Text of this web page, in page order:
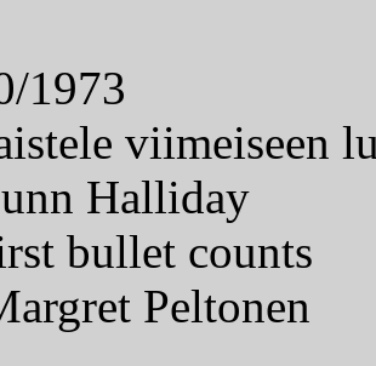
1973
viimeiseen
Halliday
bullet counts
Peltonen